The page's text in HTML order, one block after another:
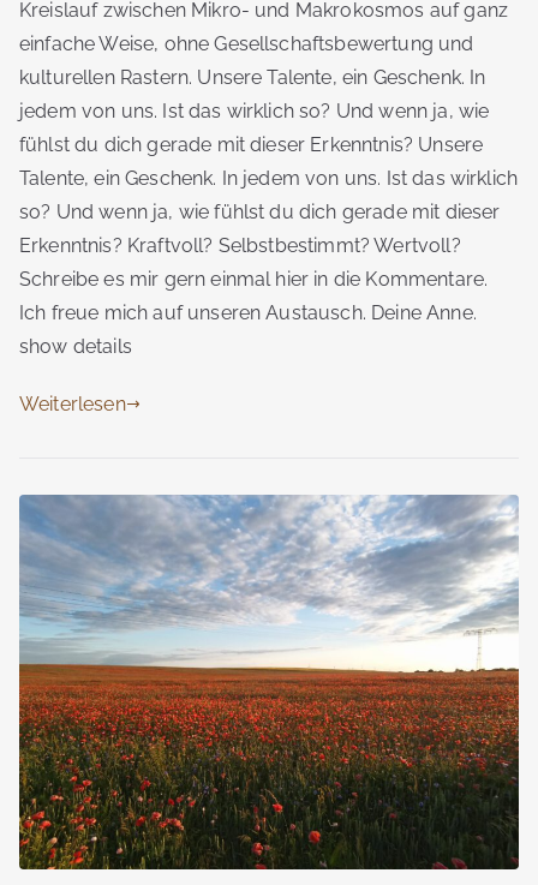
Kreislauf zwischen Mikro- und Makrokosmos auf ganz
einfache Weise, ohne Gesellschaftsbewertung und
kulturellen Rastern. Unsere Talente, ein Geschenk. In
jedem von uns. Ist das wirklich so? Und wenn ja, wie
fühlst du dich gerade mit dieser Erkenntnis? Unsere
Talente, ein Geschenk. In jedem von uns. Ist das wirklich
so? Und wenn ja, wie fühlst du dich gerade mit dieser
Erkenntnis? Kraftvoll? Selbstbestimmt? Wertvoll?
Schreibe es mir gern einmal hier in die Kommentare.
Ich freue mich auf unseren Austausch. Deine Anne.
show details
Weiterlesen